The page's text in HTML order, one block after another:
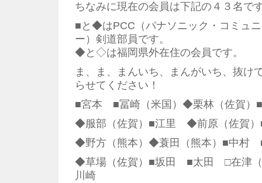
ちなみに現在の会員は下記の４３名で
■と◆はPCC（パナソニック・コミュ
ー）剣道部員です。
◆と◇は福岡県外在住の会員です。
ま、ま、まんいち、まんがいち、抜け
らせてください！
■宮本 ■冨崎（米国）◆栗林（佐賀）
◆服部（佐賀）■江里 ◆前原（佐賀
◆野方（熊本）◆蓑田（熊本）■中
◆草場（佐賀）■坂田 ■太田 □在津（
川崎